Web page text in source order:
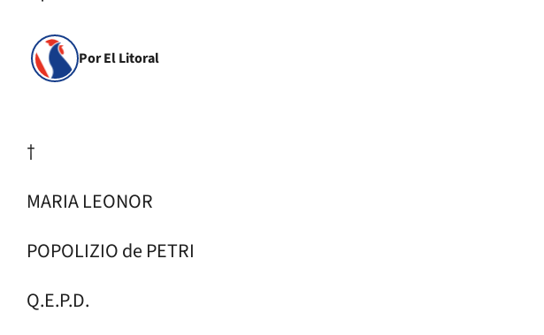
Por El Litoral
†
MARIA LEONOR
POPOLIZIO de PETRI
Q.E.P.D.